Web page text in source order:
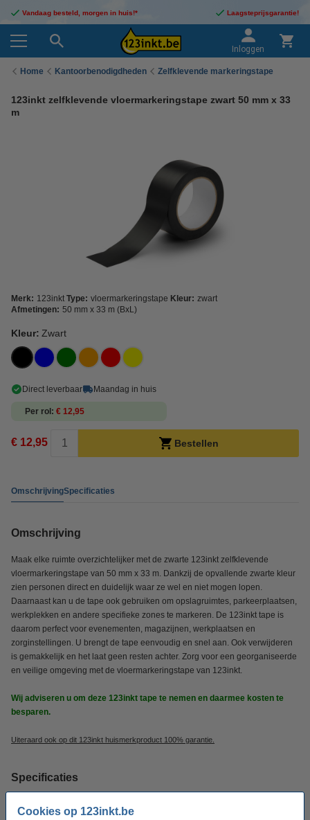
Cookies op 123inkt.be
Vandaag besteld, morgen in huis!* Laagsteprijsgarantie!
Inloggen
Home Kantoorbenodigdheden Zelfklevende markeringstape
123inkt zelfklevende vloermarkeringstape zwart 50 mm x 33
m
Merk: 123inkt Type: vloermarkeringstape Kleur: zwart
Afmetingen: 50 mm x 33 m (BxL)
Kleur: Zwart
Direct leverbaar Maandag in huis
Per rol € 12,95
€ 12,95 Bestellen
OmschrijvingSpecificaties
Omschrijving
Maak elke ruimte overzichtelijker met de zwarte 123inkt zelfklevende
vloermarkeringstape van 50 mm x 33 m. Dankzij de opvallende zwarte kleur
zien personen direct en duidelijk waar ze wel en niet mogen lopen.
Daarnaast kan u de tape ook gebruiken om opslagruimtes, parkeerplaatsen,
werkplekken en andere specifieke zones te markeren. De 123inkt tape is
daarom perfect voor evenementen, magazijnen, werkplaatsen en
zorginstellingen. U brengt de tape eenvoudig en snel aan. Ook verwijderen
is gemakkelijk en het laat geen resten achter. Zorg voor een georganiseerde
en veilige omgeving met de vloermarkeringstape van 123inkt.
Wij adviseren u om deze 123inkt tape te nemen en daarmee kosten te
besparen.
Uiteraard ook op dit 123inkt huismerkproduct 100% garantie.
Specificaties
Merk: 123inkt